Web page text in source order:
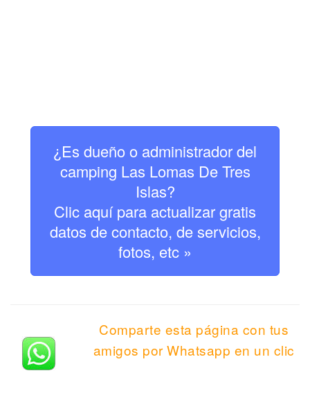
¿Es dueño o administrador del
camping Las Lomas De Tres
Islas?
Clic aquí para actualizar gratis
datos de contacto, de servicios,
fotos, etc »
Comparte esta página con tus
amigos por Whatsapp en un clic